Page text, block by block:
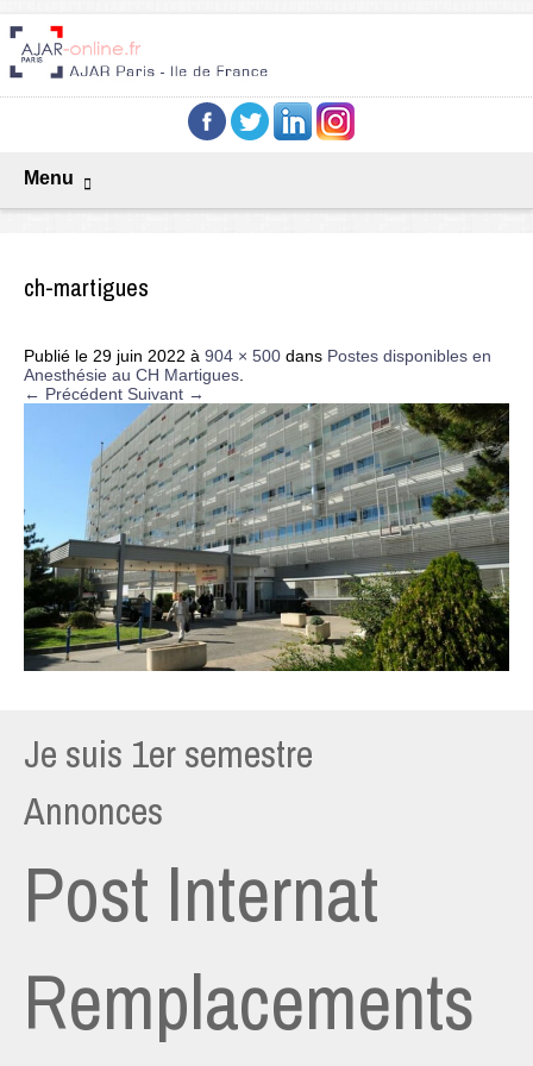
Menu
ch-martigues
Publié le 29 juin 2022 à 904 × 500 dans Postes disponibles en
Anesthésie au CH Martigues
← Précédent Suivant →
Je suis 1er semestre
Annonces
Post Internat
Remplacements